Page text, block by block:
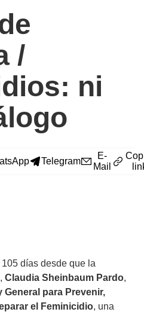
/
ni
Telegram
E-
Mail
días desde que la
Claudia Sheinbaum Pardo,
General para Prevenir,
el Feminicidio, una